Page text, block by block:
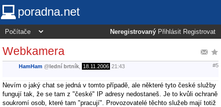
poradna.net
Neregistrovaný Přihlásit Registrovat
Webkamera
HamHam @lední brtník 18.11.2006 21:43 #5
Nevím o jaký chat se jedná v tomto případě, ale některé tyto české služby
fungují tak, že se tam z "české" IP adresy nedostaneš. Je to kvůli ochraně
soukromí osob, které tam "pracují". Provozovatelé těchto služeb mají totiž